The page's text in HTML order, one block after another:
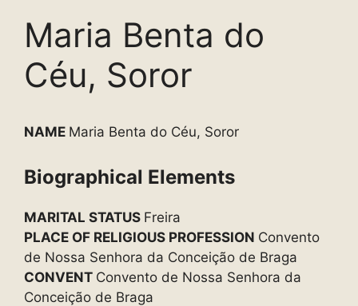
Maria Benta do
Céu, Soror
NAME Maria Benta do Céu, Soror
Biographical Elements
MARITAL STATUS Freira
PLACE OF RELIGIOUS PROFESSION Convento
de Nossa Senhora da Conceição de Braga
CONVENT Convento de Nossa Senhora da
Conceição de Braga